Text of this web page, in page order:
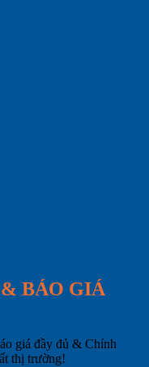
BÁO GIÁ
giá đầy đủ & Chính
thị trường!